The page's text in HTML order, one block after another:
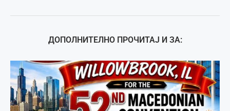
ДОПОЛНИТЕЛНО ПРОЧИТАЈ И ЗА: